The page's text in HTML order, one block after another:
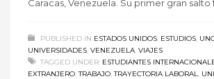
Caracas, Venezuela. Su primer gran
PUBLISHED IN ESTADOS UNIDOS ESTUDIOS
UNIVERSIDADES VENEZUELA VIAJES
TAGGED UNDER: ESTUDIANTES
EXTRANJERO ,TRABAJO ,TRAYECTORIA LABORAL